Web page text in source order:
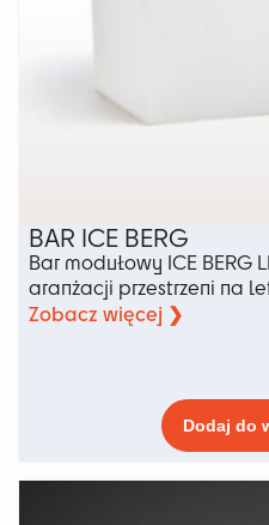
BAR ICE BERG
Bar modułowy ICE BERG
aranżacji przestrzeni na
Zobacz więcej ❯
Dodaj do